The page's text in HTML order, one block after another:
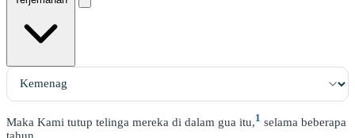
Maka Kami tutup telinga mereka di dalam gua itu,1 selama beberapa
tahun,